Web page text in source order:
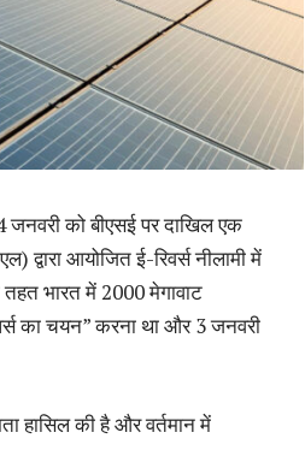
जनवरी को बीएसई पर दाखिल एक
द्वारा आयोजित ई-रिवर्स नीलामी में
तहत भारत में 2000 मेगावाट
का चयन” करना था और 3 जनवरी
हासिल की है और वर्तमान में